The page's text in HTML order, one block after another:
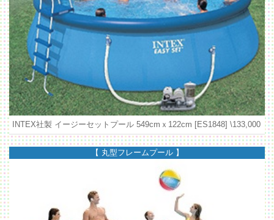
INTEX社製 イージーセットプール 549cmｘ122cm [ES1848] \133,000
【 丸型フレームプール 】